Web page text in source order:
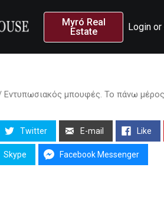
Myró Real
Estate
Login or
Εντυπωσιακός μπουφές. Το πάνω μέρος
Twitter E-mail Like
Skype Facebook Messenger